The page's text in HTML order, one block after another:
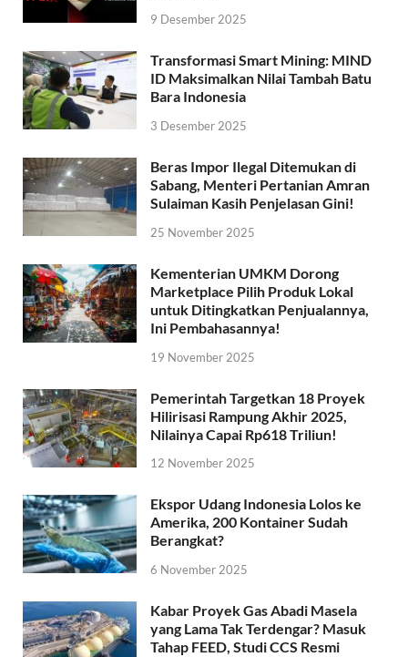
9 Desember 2025
Transformasi Smart Mining: MIND
ID Maksimalkan Nilai Tambah Batu
Bara Indonesia
3 Desember 2025
Beras Impor Ilegal Ditemukan di
Sabang, Menteri Pertanian Amran
Sulaiman Kasih Penjelasan Gini!
25 November 2025
Kementerian UMKM Dorong
Marketplace Pilih Produk Lokal
untuk Ditingkatkan Penjualannya,
Ini Pembahasannya!
19 November 2025
Pemerintah Targetkan 18 Proyek
Hilirisasi Rampung Akhir 2025,
Nilainya Capai Rp618 Triliun!
12 November 2025
Ekspor Udang Indonesia Lolos ke
Amerika, 200 Kontainer Sudah
Berangkat?
6 November 2025
Kabar Proyek Gas Abadi Masela
yang Lama Tak Terdengar? Masuk
Tahap FEED, Studi CCS Resmi